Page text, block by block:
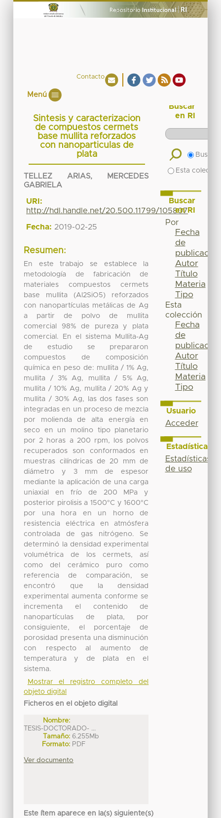
Contacto
Menú
Sintesis y caracterizacion
de compuestos cermets
base mullita reforzados
con nanoparticulas de
plata
TELLEZ ARIAS, MERCEDES
GABRIELA
URI:
http://hdl.handle.net/20.500.11799/105807
Fecha: 2019-02-25
Resumen:
En este trabajo se establece la
metodología de fabricación de
materiales compuestos cermets
base mullita (Al2SiO5) reforzados
con nanopartículas metálicas de Ag
a partir de polvo de mullita
comercial 98% de pureza y plata
comercial. En el sistema Mullita-Ag
de estudio se prepararon
compuestos de composición
química en peso de: mullita / 1% Ag,
mullita / 3% Ag, mullita / 5% Ag,
mullita / 10% Ag, mullita / 20% Ag y
mullita / 30% Ag, las dos fases son
integradas en un proceso de mezcla
por molienda de alta energía en
seco en un molino tipo planetario
por 2 horas a 200 rpm, los polvos
recuperados son conformados en
muestras cilíndricas de 20 mm de
diámetro y 3 mm de espesor
mediante la aplicación de una carga
uniaxial en frío de 200 MPa y
posterior pirolisis a 1500°C y 1600°C
por una hora en un horno de
resistencia eléctrica en atmósfera
controlada de gas nitrógeno. Se
determinó la densidad experimental
volumétrica de los cermets, así
como del cerámico puro como
referencia de comparación, se
encontró que la densidad
experimental aumenta conforme se
incrementa el contenido de
nanopartículas de plata, por
consiguiente, el porcentaje de
porosidad presenta una disminución
con respecto al aumento de
temperatura y de plata en el
sistema.
Mostrar el registro completo del
objeto digital
Ficheros en el objeto digital
Nombre:
TESIS-DOCTORADO- ...
Tamaño: 6.255Mb
Formato: PDF
Ver documento
Este ítem aparece en la(s) siguiente(s)
Buscar
en RI
Buscar
Esta
Buscar
en RI
Por
Fecha
de
publicación
Autor
Título
Materia
Tipo
Esta
colección
Fecha
de
publicación
Autor
Título
Materia
Tipo
Usuario
Acceder
Estadísticas
Estadísticas
de uso